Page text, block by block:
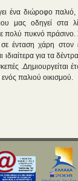
ένα διώροφο
μας οδηγεί στα
πυκνό πράσινο.
ένταση χάρη στον
ιδιαίτερα για τα
παλιού οικισμού.